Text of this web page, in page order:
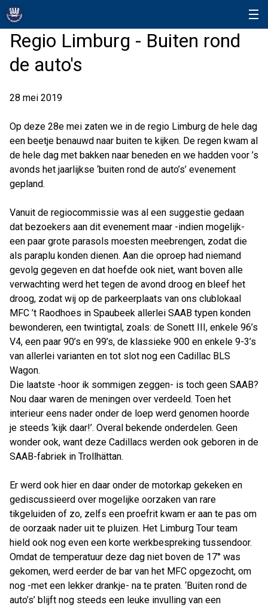
Regio Limburg - Buiten rond
de auto's
28 mei 2019
Op deze 28e mei zaten we in de regio Limburg de hele dag
een beetje benauwd naar buiten te kijken. De regen kwam al
de hele dag met bakken naar beneden en we hadden voor ’s
avonds het jaarlijkse ‘buiten rond de auto’s’ evenement
gepland.
Vanuit de regiocommissie was al een suggestie gedaan
dat bezoekers aan dit evenement maar -indien mogelijk-
een paar grote parasols moesten meebrengen, zodat die
als paraplu konden dienen. Aan die oproep had niemand
gevolg gegeven en dat hoefde ook niet, want boven alle
verwachting werd het tegen de avond droog en bleef het
droog, zodat wij op de parkeerplaats van ons clublokaal
MFC ’t Raodhoes in Spaubeek allerlei SAAB typen konden
bewonderen, een twintigtal, zoals: de Sonett III, enkele 96’s
V4, een paar 90’s en 99’s, de klassieke 900 en enkele 9-3’s
van allerlei varianten en tot slot nog een Cadillac BLS
Wagon.
Die laatste -hoor ik sommigen zeggen- is toch geen SAAB?
Nou daar waren de meningen over verdeeld. Toen het
interieur eens nader onder de loep werd genomen hoorde
je steeds ‘kijk daar!’. Overal bekende onderdelen. Geen
wonder ook, want deze Cadillacs werden ook geboren in de
SAAB-fabriek in Trollhättan.
Er werd ook hier en daar onder de motorkap gekeken en
gediscussieerd over mogelijke oorzaken van rare
tikgeluiden of zo, zelfs een proefrit kwam er aan te pas om
de oorzaak nader uit te pluizen. Het Limburg Tour team
hield ook nog even een korte werkbespreking tussendoor.
Omdat de temperatuur deze dag niet boven de 17° was
gekomen, werd eerder de bar van het MFC opgezocht, om
nog -met een lekker drankje- na te praten. ‘Buiten rond de
auto’s’ blijft nog steeds een leuke invulling van een